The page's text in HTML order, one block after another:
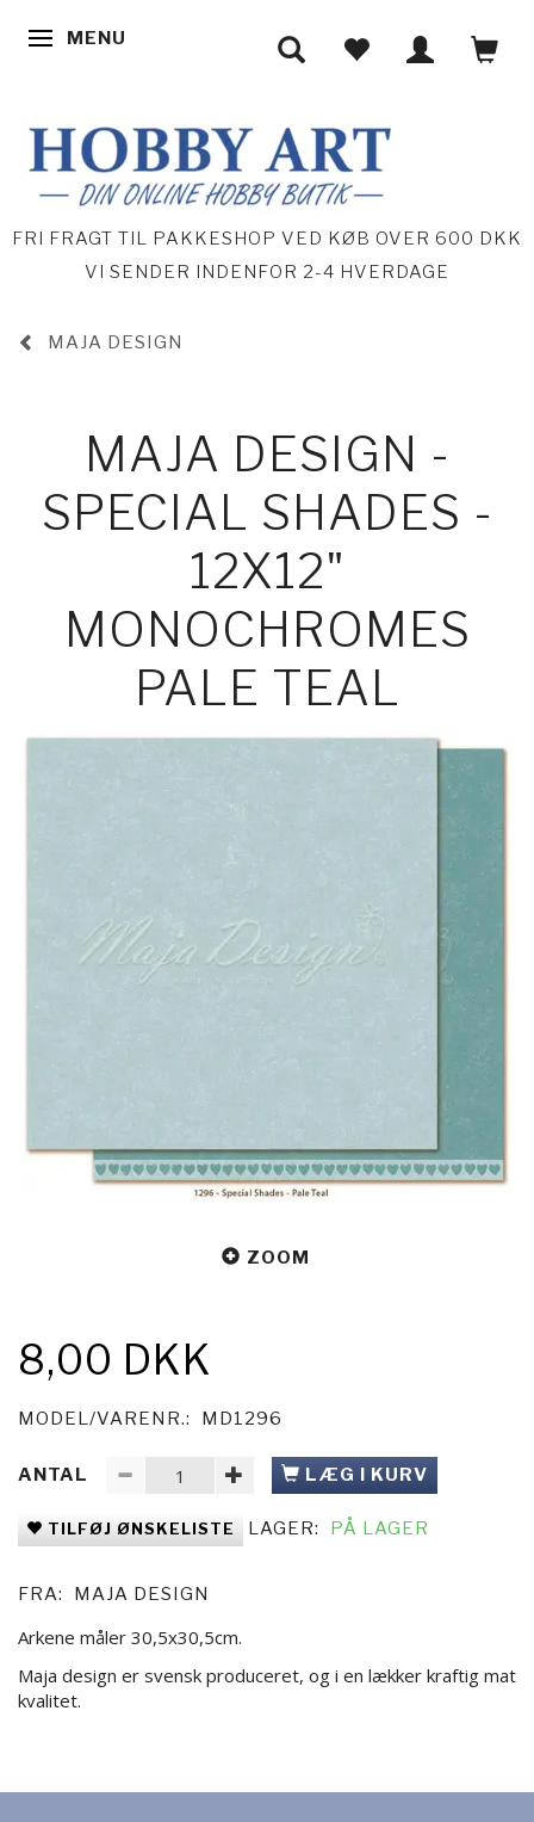
SKIFTE NAVIGATION
MENU
FRI FRAGT TIL PAKKESHOP VED KØB OVER 600 DKK
VI SENDER INDENFOR 2-4 HVERDAGE
MAJA DESIGN
MAJA DESIGN -
SPECIAL SHADES -
12X12"
MONOCHROMES
PALE TEAL
ZOOM
8,00 DKK
MODEL/VARENR.: MD1296
ANTAL LÆG I KURV
TILFØJ ØNSKELISTE LAGER: PÅ LAGER
FRA: MAJA DESIGN
Arkene måler 30,5x30,5cm.
Maja design er svensk produceret, og i en lækker kraftig mat
kvalitet.